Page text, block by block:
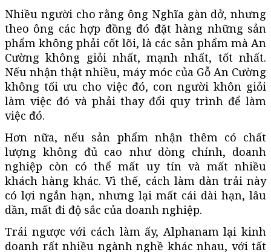
Nhiều người cho rằng ông Nghĩa gàn dở, nhưng
theo ông các hợp đồng đó đặt hàng những sản
phẩm không phải cốt lõi, là các sản phẩm mà An
Cường không giỏi nhất, mạnh nhất, tốt nhất.
Nếu nhận thật nhiều, máy móc của Gỗ An Cường
không tối ưu cho việc đó, con người khôn giỏi
làm việc đó và phải thay đổi quy trình để làm
việc đó.
Hơn nữa, nếu sản phẩm nhận thêm có chất
lượng không đủ cao như dòng chính, doanh
nghiệp còn có thể mất uy tín và mất nhiều
khách hàng khác. Vì thế, cách làm dàn trải này
có lợi ngắn hạn, nhưng lại mất cái dài hạn, lâu
dần, mất đi độ sắc của doanh nghiệp.
Trái ngược với cách làm ấy, Alphanam lại kinh
doanh rất nhiều ngành nghề khác nhau, với tất